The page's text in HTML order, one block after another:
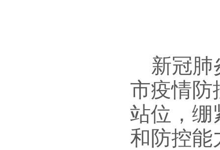
新冠肺
市疫情防
站位，绷
和防控能